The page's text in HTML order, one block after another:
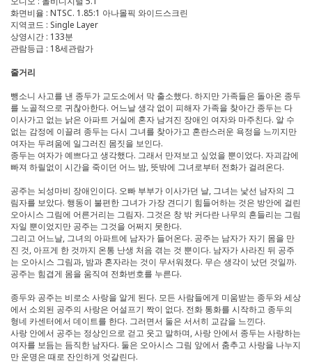
화면비율 : NTSC. 1.85:1 아나몰픽 와이드스크린
지역코드 : Single Layer
상영시간 : 133분
관람등급 : 18세관람가
줄거리
뺑소니 사고를 낸 종두가 교도소에서 막 출소했다. 하지만 가족들은 돌아온 종두
를 노골적으로 귀찮아한다. 어느날 생각 없이 피해자 가족을 찾아간 종두는 다
이사가고 없는 낡은 아파트 거실에 혼자 남겨진 장애인 여자와 마주친다. 알 수
없는 감정에 이끌려 종두는 다시 그녀를 찾아가고 혼란스러운 욕정을 느끼지만
여자는 두려움에 일그러진 몸짓을 보인다.
종두는 여자가 예쁘다고 생각했다. 그래서 만져보고 싶었을 뿐이었다. 자괴감에
빠져 하릴없이 시간을 죽이던 어느 밤, 뜻밖에 그녀로부터 전화가 걸려온다.
공주는 뇌성마비 장애인이다. 오빠 부부가 이사가던 날, 그녀는 낯선 남자의 그
림자를 보았다. 행동이 불편한 그녀가 가장 견디기 힘들어하는 것은 방안에 걸린
오아시스 그림에 어른거리는 그림자. 그것은 창 밖 커다란 나무의 흔들리는 그림
자일 뿐이었지만 공주는 그것을 어쩌지 못한다.
그리고 어느날, 그녀의 아파트에 남자가 들어온다. 공주는 남자가 자기 몸을 만
진 것, 아프게 한 것까지 온통 난생 처음 겪는 것 뿐이다. 남자가 사라진 뒤 공주
는 오아시스 그림과, 밤과 혼자라는 것이 무서워졌다. 무슨 생각이 났던 것일까.
공주는 힘겹게 몸을 움직여 전화번호를 누른다.
종두와 공주는 비로소 사랑을 알게 된다. 모든 사람들에게 미움받는 종두와 세상
에서 소외된 공주의 사랑은 어설프기 짝이 없다. 전화 통화를 시작하고 종두의
형네 카센터에서 데이트를 한다. 그러면서 둘은 서서히 교감을 느낀다.
사랑 안에서 공주는 정상인으로 걷고 웃고 말하며, 사랑 안에서 종두는 사랑하는
여자를 보듬는 듬직한 남자다. 둘은 오아시스 그림 앞에서 춤추고 사랑을 나누지
만 운명은 때로 잔인하게 엇갈린다.